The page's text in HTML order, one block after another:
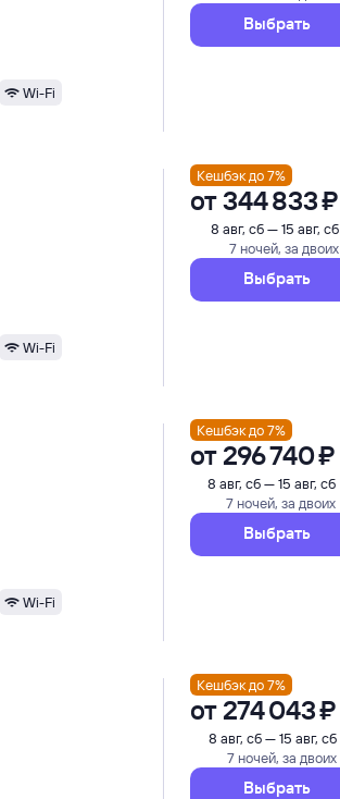
Wi-Fi
Выбрать
Wi-Fi
Кешбэк до 7%
от344 ⁠833 ⁠₽
8 авг, сб — 15 авг, сб
7 ночей, за двоих
Выбрать
Wi-Fi
Кешбэк до 7%
от 296 ⁠740 ⁠₽
8 авг, сб — 15 авг, сб
7 ночей, за двоих
Выбрать
Кешбэк до 7%
от 274 ⁠043 ⁠₽
8 авг, сб — 15 авг, сб
7 ночей, за двоих
Выбрать